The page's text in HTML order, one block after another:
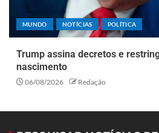
MUNDO NOTÍCIAS POLÍTICA
Trump assina decretos e
nascimento
06/08/2026 Redação